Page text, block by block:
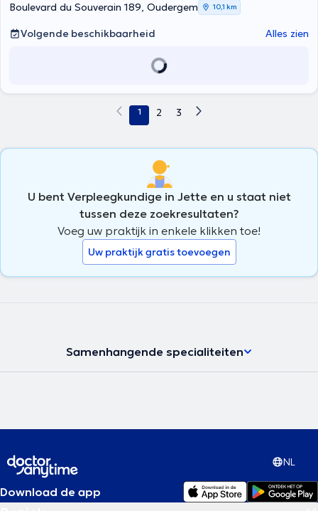
Boulevard du Souverain 189, Oudergem 10,1 km
Volgende beschikbaarheid Alles zien
1 2 3
U bent Verpleegkundige in Jette en u staat niet
tussen deze zoekresultaten?
Voeg uw praktijk in enkele klikken toe!
Uw praktijk gratis toevoegen
Samenhangende specialiteiten
NL
Download de app